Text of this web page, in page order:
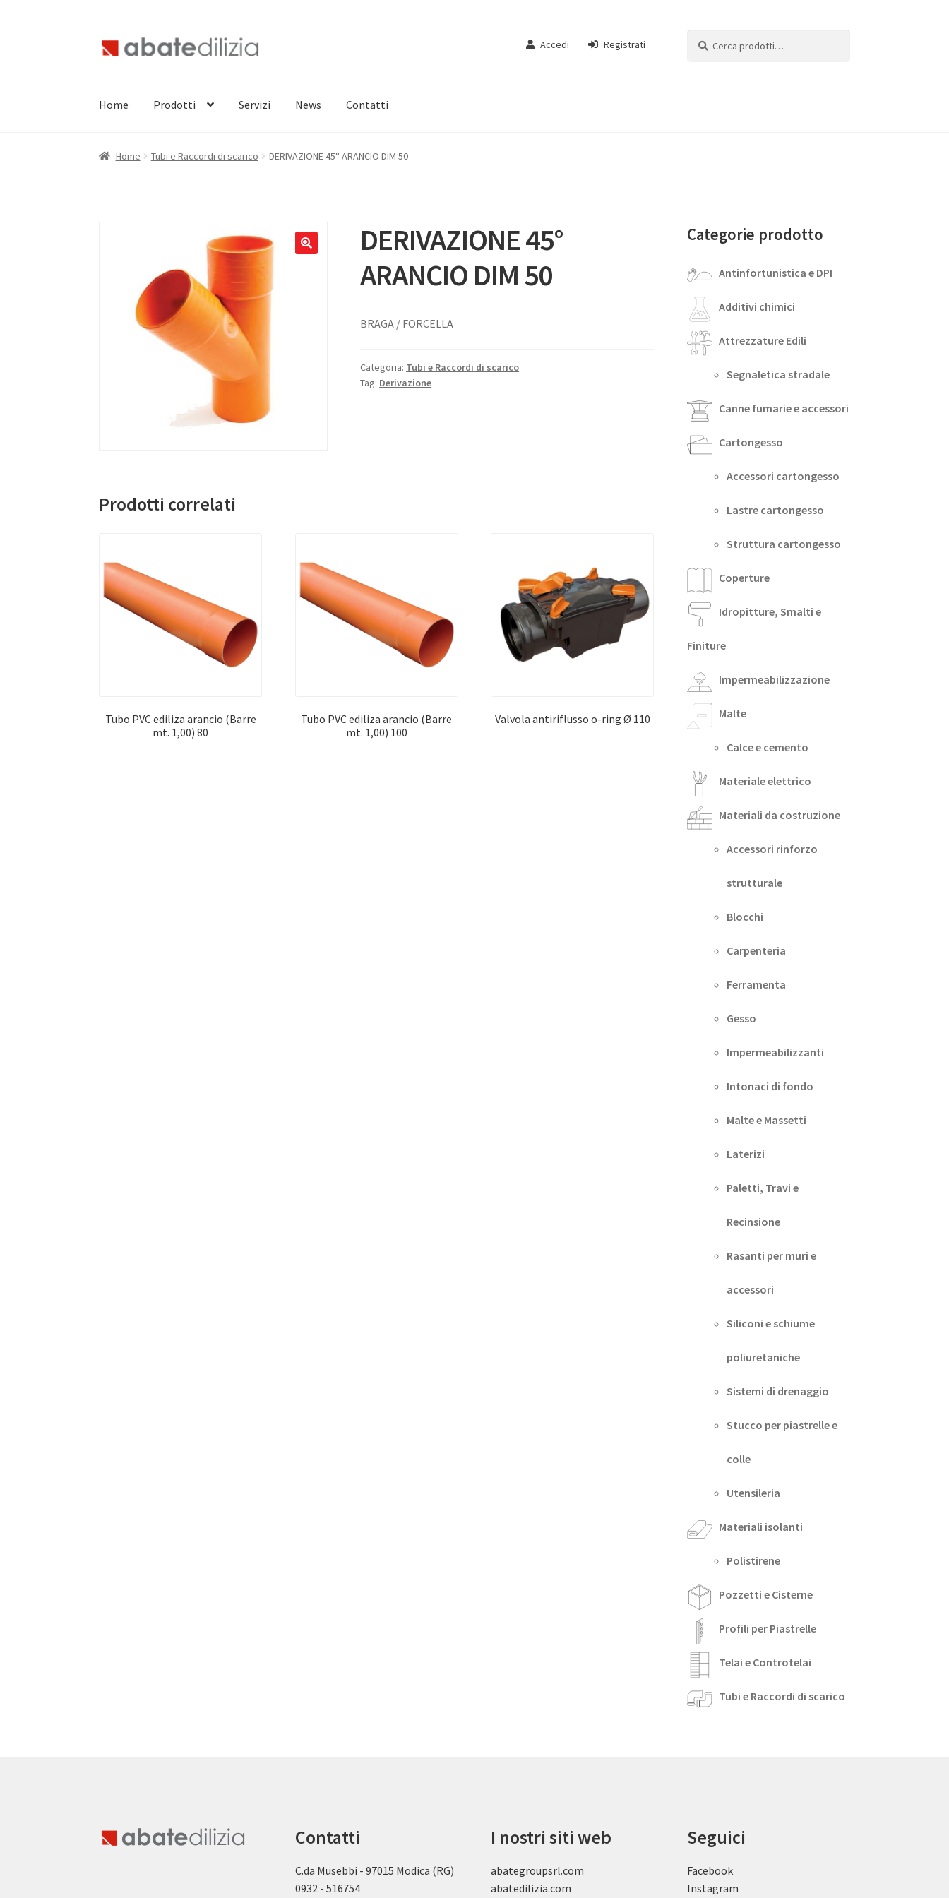
Vai
alla
Vai
al
Accedi Registrati
Home Prodotti Servizi News Contatti
Home Tubi e Raccordi di scarico DERIVAZIONE 45° ARANCIO DIM 50
DERIVAZIONE 45°
ARANCIO DIM 50
BRAGA / FORCELLA
Categoria: Tubi e Raccordi di scarico
Tag: Derivazione
Prodotti correlati
Tubo PVC ediliza arancio (Barre
mt. 1,00) 80
Tubo PVC ediliza arancio (Barre
mt. 1,00) 100
Valvola antiriflusso o-ring Ø 110
Categorie prodotto
Antinfortunistica e DPI
Additivi chimici
Attrezzature Edili
Segnaletica stradale
Canne fumarie e accessori
Cartongesso
Accessori cartongesso
Lastre cartongesso
Struttura cartongesso
Coperture
Idropitture, Smalti e
Finiture
Impermeabilizzazione
Malte
Calce e cemento
Materiale elettrico
Materiali da costruzione
Accessori rinforzo
strutturale
Blocchi
Carpenteria
Ferramenta
Gesso
Impermeabilizzanti
Intonaci di fondo
Malte e Massetti
Laterizi
Paletti, Travi e
Recinsione
Rasanti per muri e
accessori
Siliconi e schiume
poliuretaniche
Sistemi di drenaggio
Stucco per piastrelle e
colle
Utensileria
Materiali isolanti
Polistirene
Pozzetti e Cisterne
Profili per Piastrelle
Telai e Controtelai
Tubi e Raccordi di scarico
Contatti
C.da Musebbi - 97015 Modica (RG)
0932 - 516754
I nostri siti web
abategroupsrl.com
abatedilizia.com
Seguici
Facebook
Instagram